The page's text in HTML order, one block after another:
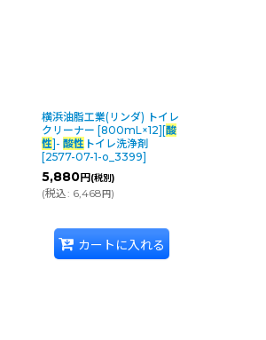
横浜油脂工業(リンダ) トイレ
クリーナー [800mL×12][酸
性]- 酸性トイレ洗浄剤
[2577-07-1-o_3399]
5,880円 (税別)
(税込: 6,468円)
カートに入れる